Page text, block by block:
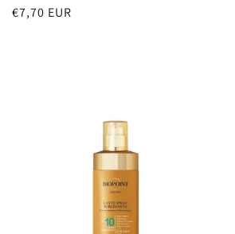
Prezzo
€7,70 EUR